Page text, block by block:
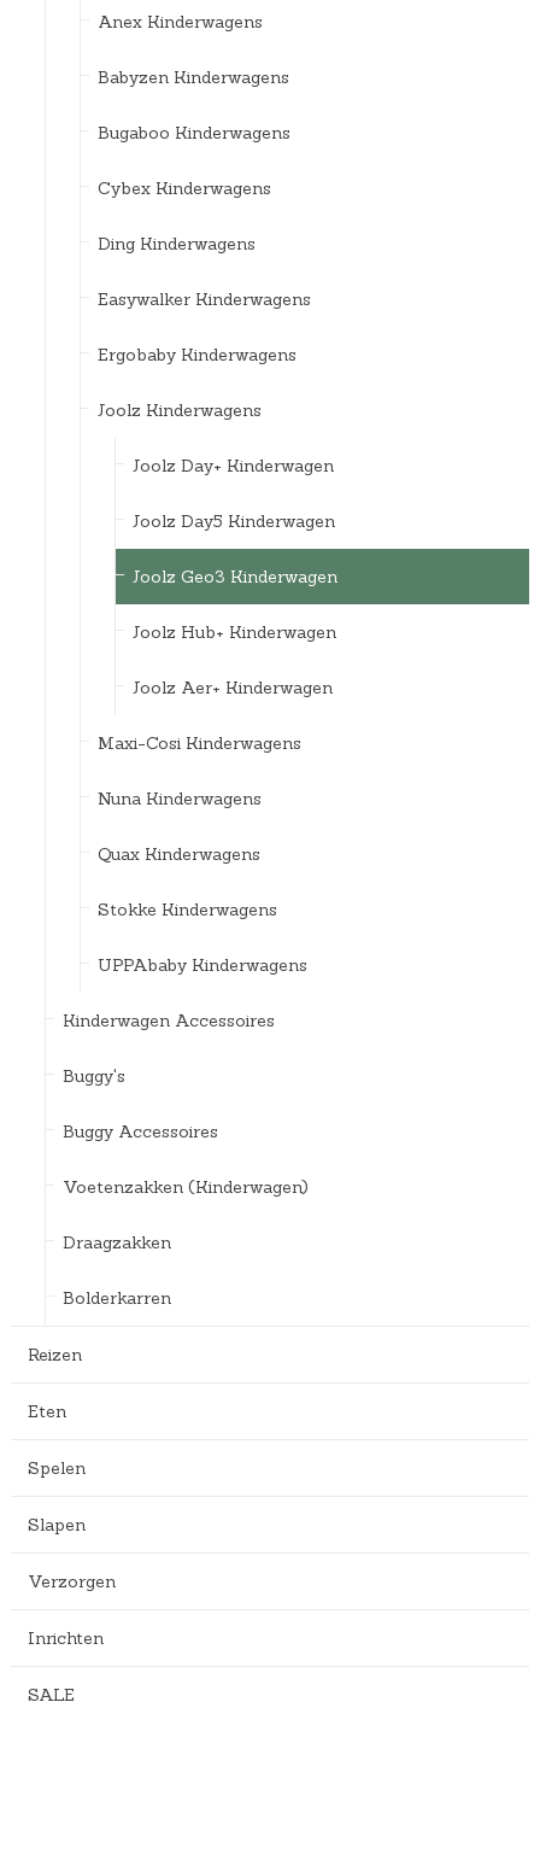
Anex Kinderwagens
Babyzen Kinderwagens
Bugaboo Kinderwagens
Cybex Kinderwagens
Ding Kinderwagens
Easywalker Kinderwagens
Ergobaby Kinderwagens
Joolz Kinderwagens
Joolz Day+ Kinderwagen
Joolz Day5 Kinderwagen
Joolz Geo3 Kinderwagen
Joolz Hub+ Kinderwagen
Joolz Aer+ Kinderwagen
Maxi-Cosi Kinderwagens
Nuna Kinderwagens
Quax Kinderwagens
Stokke Kinderwagens
UPPAbaby Kinderwagens
Kinderwagen Accessoires
Buggy's
Buggy Accessoires
Voetenzakken (Kinderwagen)
Draagzakken
Bolderkarren
Reizen
Eten
Spelen
Slapen
Verzorgen
Inrichten
SALE